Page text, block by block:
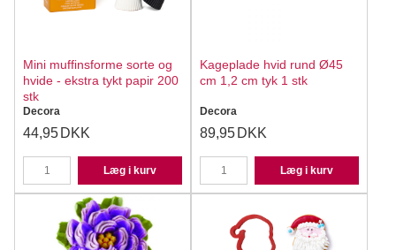
Mini muffinsforme sorte og
hvide - ekstra tykt papir 200
stk
Decora
44,95 DKK
Læg i kurv
Kageplade hvid rund Ø45
cm 1,2 cm tyk 1 stk
Decora
89,95 DKK
Læg i kurv